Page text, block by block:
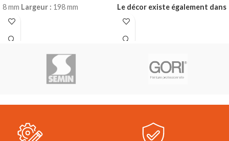
8 mm Largeur : 198 mm
Longueur :
| 32 (commercial – fort)
Sans chanfreins
2.55 m²
Prix TTC au m²
Fiche technique sol
stock.
Le décor existe également dans
la gamme LD 150 (avec
également dans la gamme LL
Épaisseur :8 mm Largeur :
Longueur :1288 mm
Colisage :2.55 m²
en stock Prix TTC au m² :